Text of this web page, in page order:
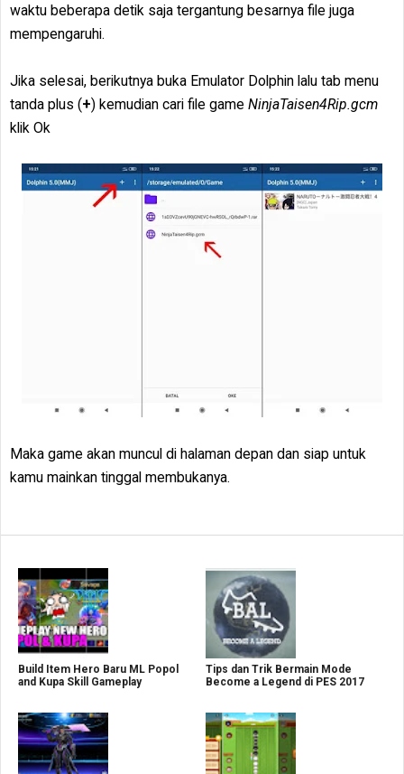
waktu beberapa detik saja tergantung besarnya file juga
mempengaruhi.
Jika selesai, berikutnya buka Emulator Dolphin lalu tab menu
tanda plus (+) kemudian cari file game NinjaTaisen4Rip.gcm
klik Ok
Maka game akan muncul di halaman depan dan siap untuk
kamu mainkan tinggal membukanya.
Build Item Hero Baru ML Popol
and Kupa Skill Gameplay
Tips dan Trik Bermain Mode
Become a Legend di PES 2017